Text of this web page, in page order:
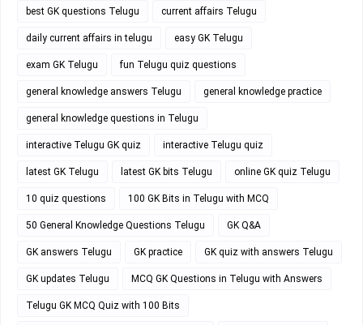
best GK questions Telugu current affairs Telugu
daily current affairs in telugu easy GK Telugu
exam GK Telugu fun Telugu quiz questions
general knowledge answers Telugu general knowledge practice
general knowledge questions in Telugu
interactive Telugu GK quiz interactive Telugu quiz
latest GK Telugu latest GK bits Telugu online GK quiz Telugu
10 quiz questions 100 GK Bits in Telugu with MCQ
50 General Knowledge Questions Telugu GK Q&A
GK answers Telugu GK practice GK quiz with answers Telugu
GK updates Telugu MCQ GK Questions in Telugu with Answers
Telugu GK MCQ Quiz with 100 Bits